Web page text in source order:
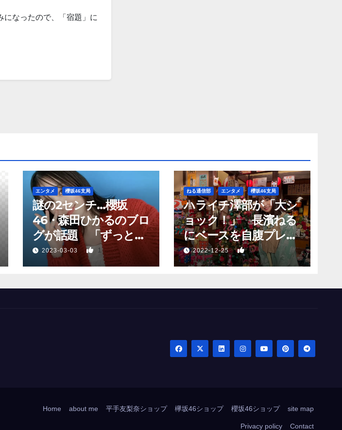
なったので、「宿題」に
エンタメ 櫻坂46支局
謎の2センチ…櫻坂
46・森田ひかるのブロ
グが話題 「ずっと願
っていた、あれか？」
2023-03-03 1
ねる通信部 エンタメ 櫻坂46支局
ハライチ澤部が「大シ
ョック！」 長濱ねる
にベースを自腹プレゼ
ントするも…
2022-12-25 1
Home about me 平手友梨奈ショップ 欅坂46ショップ 櫻坂46ショップ site map
Privacy policy Contact